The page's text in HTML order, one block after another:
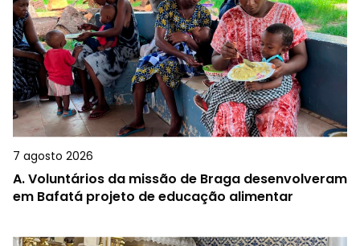
7 agosto 2026
A.Voluntários da missão de Braga desenvolveram
em Bafatá projeto de educação alimentar